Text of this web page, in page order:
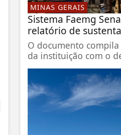
MINAS GERAIS
Sistema Faemg
relatório de
O documento
da instituição com o